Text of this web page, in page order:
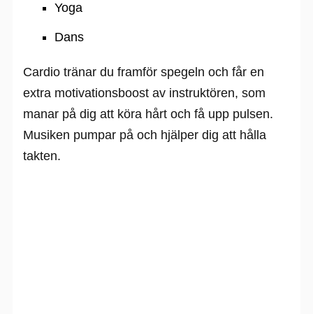
Yoga
Dans
Cardio tränar du framför spegeln och får en
extra motivationsboost av instruktören, som
manar på dig att köra hårt och få upp pulsen.
Musiken pumpar på och hjälper dig att hålla
takten.